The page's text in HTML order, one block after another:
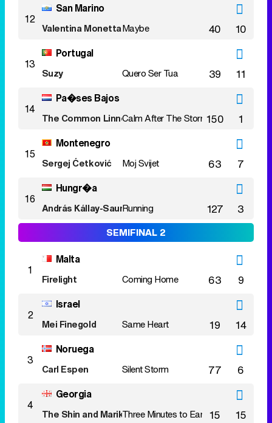
12
San Marino
Valentina MonettaMaybe 40 10
13
Portugal
Suzy Quero Ser Tua 39 11
14
Pa�ses Bajos
The Common LinnetsCalm After The Storm150 1
15
Montenegro
Sergej Ćetković Moj Svijet 63 7
16
Hungr�a
András Kállay-Saunders
Running 127 3
SEMIFINAL 2
1
Malta
Firelight Coming Home 63 9
2
Israel
Mei Finegold Same Heart 19 14
3
Noruega
Carl Espen Silent Storm 77 6
4
Georgia
The Shin and MarikoThree Minutes to Earth15 15